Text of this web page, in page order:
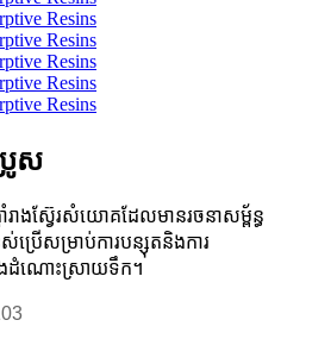
រូស
ងស្វ៊ែរសំយោគដែលមានរចនាសម្ព័ន្ធ
ប្រើសម្រាប់ការបន្សុតនិងការ
ដំណោះស្រាយទឹក។